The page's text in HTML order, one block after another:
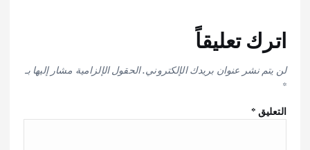
اترك تعليقاً
لن يتم نشر عنوان بريدك الإلكتروني.الحقول الإلزامية مشار إليها بـ
*
التعليق*